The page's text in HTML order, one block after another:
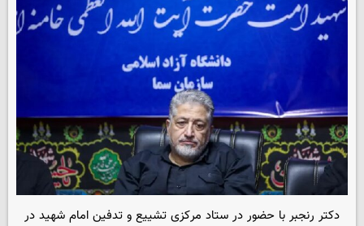
دکتر رنجبر با حضور در ستاد مرکزی تشییع و تدفین امام شهید در